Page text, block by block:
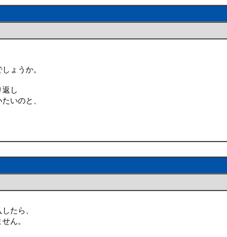
ょうか。
し
いのと、
たら、
ん。